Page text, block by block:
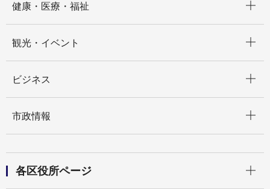
健康・医療・福祉
観光・イベント
ビジネス
市政情報
各区役所ページ